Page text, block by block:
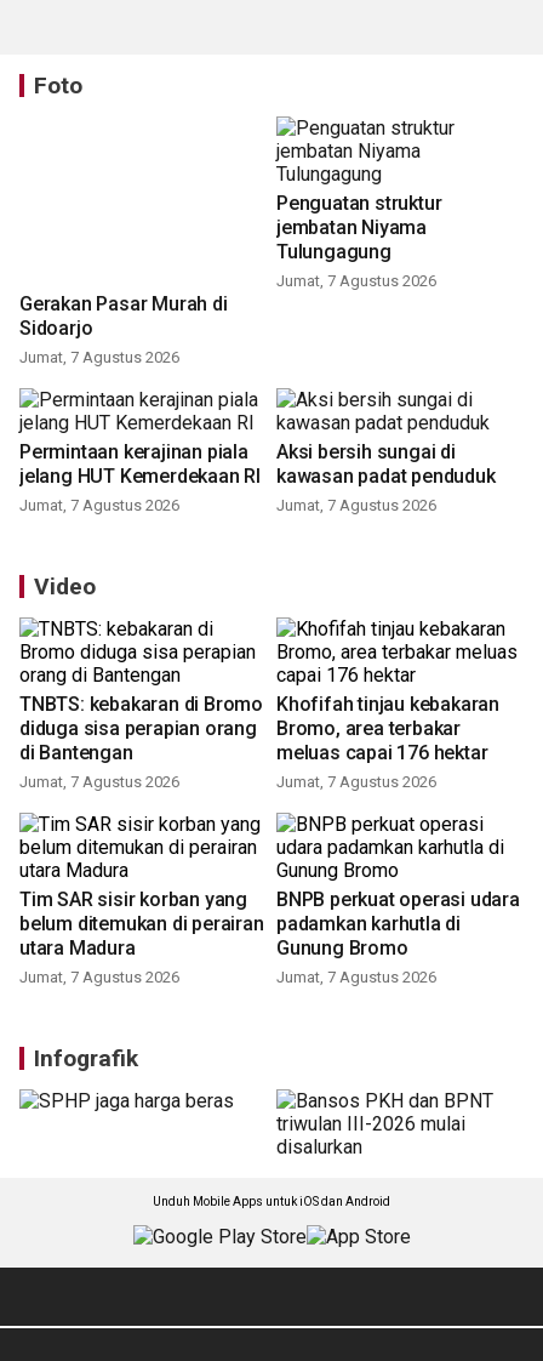
Foto
Gerakan Pasar Murah di
Sidoarjo
Jumat, 7 Agustus 2026
Penguatan struktur
jembatan Niyama
Tulungagung
Jumat, 7 Agustus 2026
Permintaan kerajinan piala
jelang HUT Kemerdekaan RI
Jumat, 7 Agustus 2026
Aksi bersih sungai di
kawasan padat penduduk
Jumat, 7 Agustus 2026
Video
TNBTS: kebakaran di Bromo
diduga sisa perapian orang
di Bantengan
Jumat, 7 Agustus 2026
Khofifah tinjau kebakaran
Bromo, area terbakar
meluas capai 176 hektar
Jumat, 7 Agustus 2026
Tim SAR sisir korban yang
belum ditemukan di perairan
utara Madura
Jumat, 7 Agustus 2026
BNPB perkuat operasi udara
padamkan karhutla di
Gunung Bromo
Jumat, 7 Agustus 2026
Infografik
Unduh Mobile Apps untuk iOS dan Android